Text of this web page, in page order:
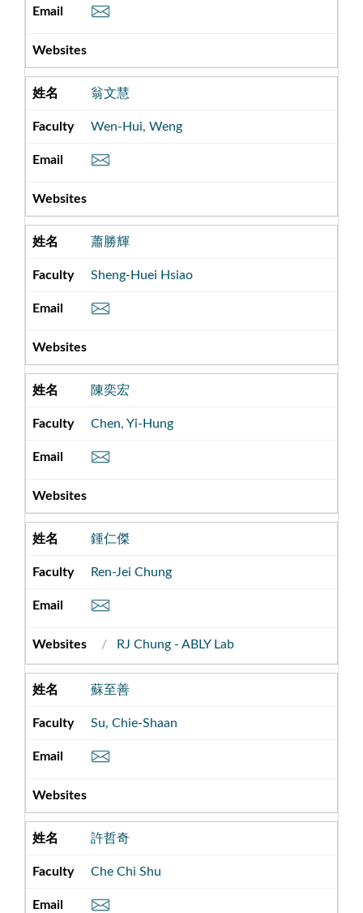
翁文慧
Wen-Hui, Weng
蕭勝輝
Sheng-Huei Hsiao
陳奕宏
Chen, Yi-Hung
鍾仁傑
Ren-Jei Chung
RJ Chung - ABLY Lab
蘇至善
Su, Chie-Shaan
許哲奇
Che Chi Shu